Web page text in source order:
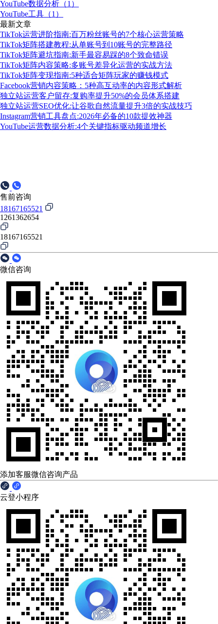
YouTube数据分析（1）
YouTube工具（1）
最新文章
TikTok运营进阶指南:百万粉丝账号的7个核心运营策略
TikTok矩阵搭建教程:从单账号到10账号的完整路径
TikTok矩阵避坑指南:新手最容易踩的8个致命错误
TikTok矩阵内容策略:多账号差异化运营的实战方法
TikTok矩阵变现指南:5种适合矩阵玩家的赚钱模式
Facebook营销内容策略：5种高互动率的内容形式解析
独立站运营客户留存:复购率提升50%的会员体系搭建
独立站运营SEO优化:让谷歌自然流量提升3倍的实战技巧
Instagram营销工具盘点:2026年必备的10款提效神器
YouTube运营数据分析:4个关键指标驱动频道增长
售前咨询
18167165521
1261362654
18167165521
微信咨询
添加客服微信咨询产品
云登小程序